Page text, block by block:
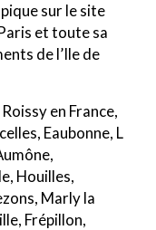
sur le site
et toute sa
de l’Ile de
en France,
Eaubonne, L
Houilles,
Marly la
Frépillon,